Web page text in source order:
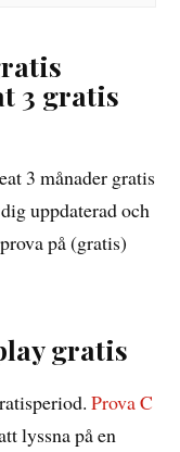
3 gratis
3 månader gratis
uppdaterad och
på (gratis)
gratis
Prova C
lyssna på en